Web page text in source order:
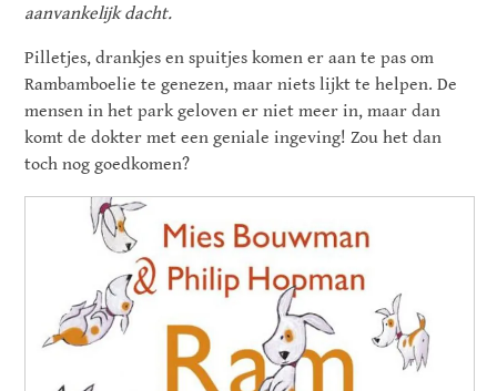
aanvankelijk dacht.
Pilletjes, drankjes en spuitjes komen er aan te pas om
Rambamboelie te genezen, maar niets lijkt te helpen. De
mensen in het park geloven er niet meer in, maar dan
komt de dokter met een geniale ingeving! Zou het dan
toch nog goedkomen?